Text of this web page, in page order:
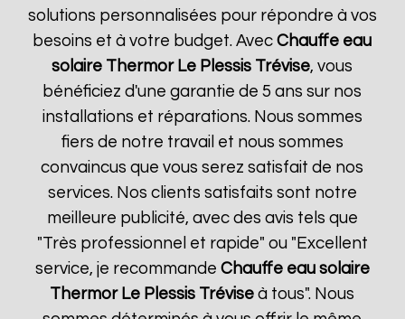
solutions personnalisées pour répondre à vos
besoins et à votre budget. AvecChauffe eau
solaire Thermor Le Plessis Trévise, vous
bénéficiez d'une garantie de 5 ans sur nos
installations et réparations. Nous sommes
fiers de notre travail et nous sommes
convaincus que vous serez satisfait de nos
services. Nos clients satisfaits sont notre
meilleure publicité, avec des avis tels que
"Très professionnel et rapide" ou "Excellent
service, je recommande Chauffe eau solaire
Thermor Le Plessis Trévise à tous". Nous